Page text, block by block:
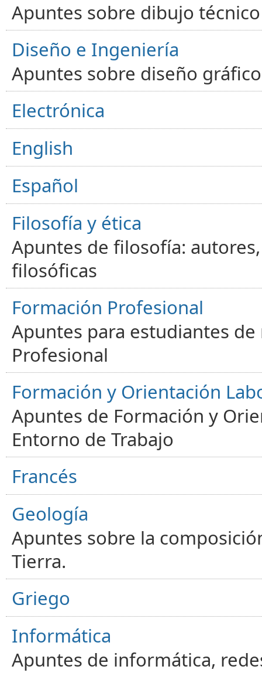
Apuntes sobre dibujo
Diseño e Ingeniería
Apuntes sobre diseño
Electrónica
English
Español
Filosofía y ética
Apuntes de filosofía:
filosóficas
Formación Profesional
Apuntes para estudiantes
Profesional
Formación y Orientación
Apuntes de Formación y
Entorno de Trabajo
Francés
Geología
Apuntes sobre la
Tierra.
Griego
Informática
Apuntes de informática,